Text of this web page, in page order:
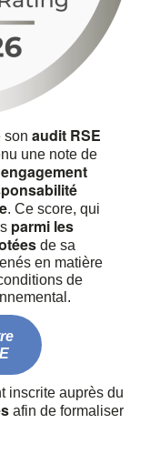
son audit RSE
une note de
engagement
. Ce score, qui
parmi les
de sa
en matière
de
inscrite auprès du
afin de formaliser